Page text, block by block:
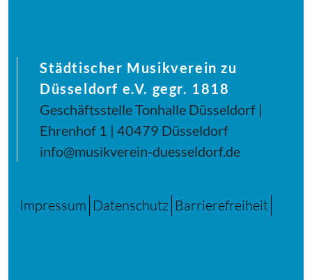
Städtischer Musikverein zu
Düsseldorf e.V. gegr. 1818
Geschäftsstelle Tonhalle Düsseldorf |
Ehrenhof 1 | 40479 Düsseldorf
info@musikverein-duesseldorf.de
Impressum Datenschutz Barrierefreiheit